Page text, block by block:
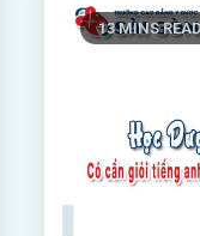
13 MINS READ